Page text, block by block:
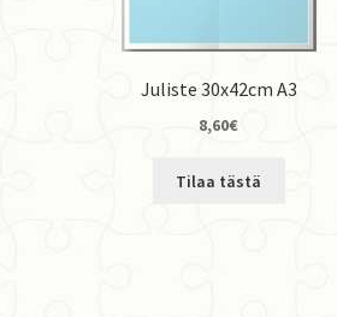
Juliste 30x42cm A3
8,60€
Tilaa tästä